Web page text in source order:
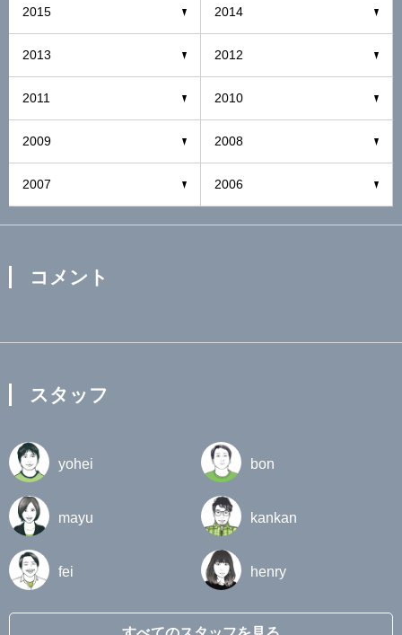
2015 2014
2013 2012
2011 2010
2009 2008
2007 2006
コメント
スタッフ
yohei bon
mayu kankan
fei henry